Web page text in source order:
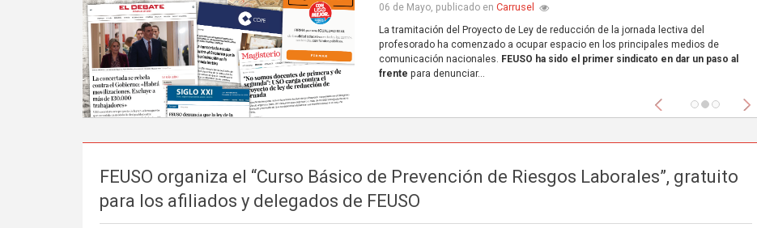
06 de Mayo, publicado en Carrusel
La tramitación del Proyecto de Ley de reducción de la jornada lectiva del
profesorado ha comenzado a ocupar espacio en los principales medios de
comunicación nacionales. FEUSO ha sido el primer sindicato en dar un paso al
frente para denunciar...
Anterior
FEUSO organiza el “Curso Básico de Prevención de Riesgos Laborales”, gratuito
para los afiliados y delegados de FEUSO